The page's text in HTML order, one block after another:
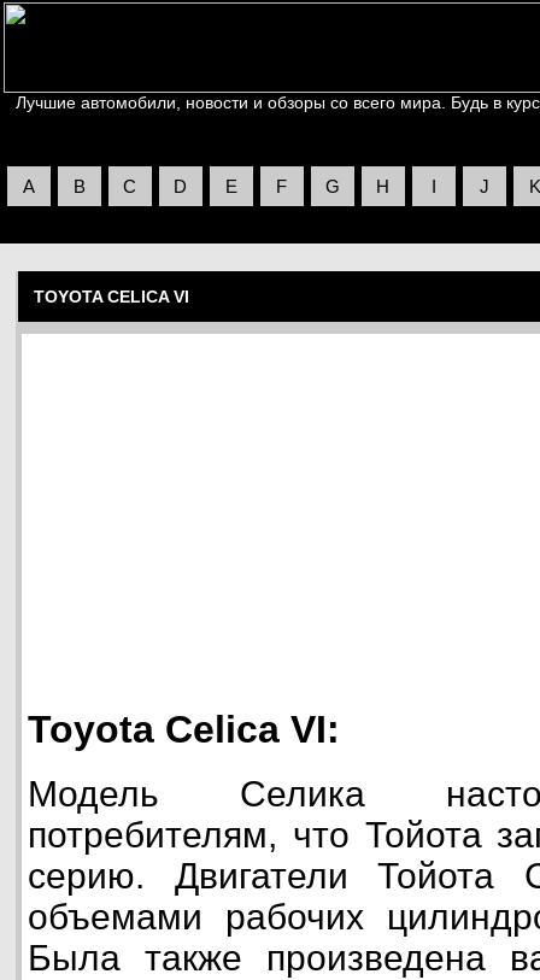
Лучшие автомобили, новости и обзоры со всего мира. Будь в
A B C D E F G H I J K
TOYOTA CELICA VI
Toyota Celica VI:
Модель Селика
потребителям, что Тойота
серию. Двигатели Тойота
объемами рабочих
Была также произведена